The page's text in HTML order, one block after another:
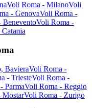
Voli Roma - MilanoVoli
- GenovaVoli Roma -
BeneventoVoli Roma -
BavieraVoli Roma -
- TriesteVoli Roma -
ParmaVoli Roma - Reggio
MostarVoli Roma - Zurigo